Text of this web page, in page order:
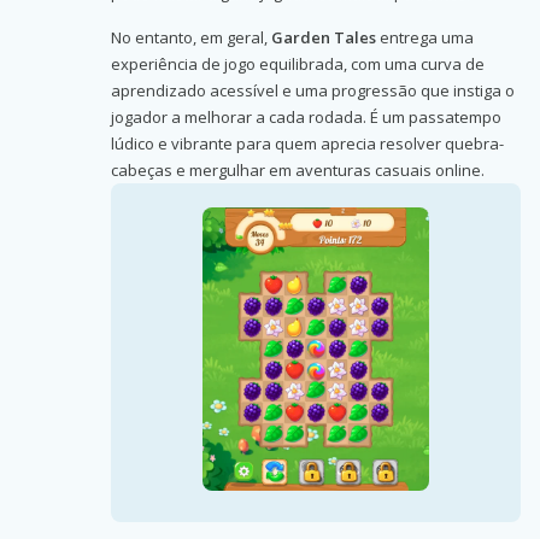
No entanto, em geral, Garden Tales entrega uma
experiência de jogo equilibrada, com uma curva de
aprendizado acessível e uma progressão que instiga o
jogador a melhorar a cada rodada. É um passatempo
lúdico e vibrante para quem aprecia resolver quebra-
cabeças e mergulhar em aventuras casuais online.